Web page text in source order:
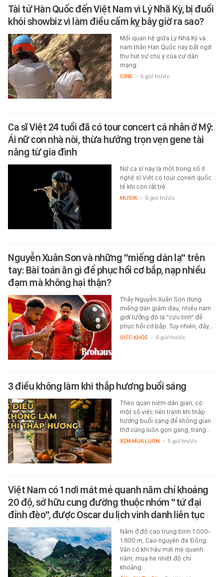
Tài tử Hàn Quốc đến Việt Nam vì Lý Nhã Kỳ, bị đuổi
khỏi showbiz vì làm điều cấm kỵ bây giờ ra sao?
Mối quan hệ giữa Lý Nhã Kỳ và
nam thần Hàn Quốc này bất ngờ
thu hút sự chú ý của cư dân
mạng.
CINE - 5 giờ trước
Ca sĩ Việt 24 tuổi đã có tour concert cá nhân ở Mỹ:
Ái nữ con nhà nòi, thừa hưởng trọn vẹn gene tài
năng từ gia đình
Nữ ca sĩ này là một trong số ít
nghệ sĩ Việt có tour conert quốc
tế khi còn rất trẻ.
MUSIK - 5 giờ trước
Nguyễn Xuân Son và những "miếng dán lạ" trên
tay: Bài toán ăn gì để phục hồi cơ bắp, nạp nhiều
đạm mà không hại thận?
Thấy Nguyễn Xuân Son dùng
miếng dán giảm đau, nhiều nam
giới tưởng đó là "cứu tinh" để
phục hồi cơ bắp. Tuy nhiên, đây…
SỨC KHỎE - 5 giờ trước
3 điều không làm khi thắp hương buổi sáng
Theo quan niệm dân gian, có
một số việc nên tránh khi thắp
hương buổi sáng để không gian
thờ cúng luôn gọn gàng, trang…
XEM MUA LUÔN - 5 giờ trước
Việt Nam có 1 nơi mát mẻ quanh năm chỉ khoảng
20 độ, sở hữu cung đường thuộc nhóm "tứ đại
đỉnh đèo", được Oscar du lịch vinh danh liên tục
Nằm ở độ cao trung bình 1.000-
1.600 m, Cao nguyên đá Đồng
Văn có khí hậu mát mẻ quanh
năm, mùa hè nhiệt độ chỉ
khoảng…